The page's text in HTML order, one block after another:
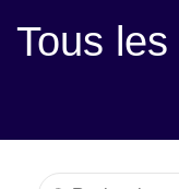
Business
Tous